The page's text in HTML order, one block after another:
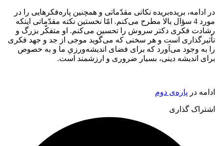
در ادامه، بریده‌بریده نکاتی مقدّماتی و همچنین پاره‌فکرهایی را در
مورد 4 سؤال بالا مطرح می‌کنم. امّا نخستین نکته مقدّماتی اینکه
رشادت فکری دکتر سروش را تحسین می‌کنم. او متفکّر بزرگ و
تأثیرگذاری است و هر سخنی که می‌گوید موجی از جد و جهد فکری
را به وجود می‌آورد که برای فضای اندیشه‌ورزیِ ما و به خصوص
برای اندیشه دینی، بسیار ضروری و ارزشمند است.
ادامه در پاره‌ی دوم
اشتراک گذاری